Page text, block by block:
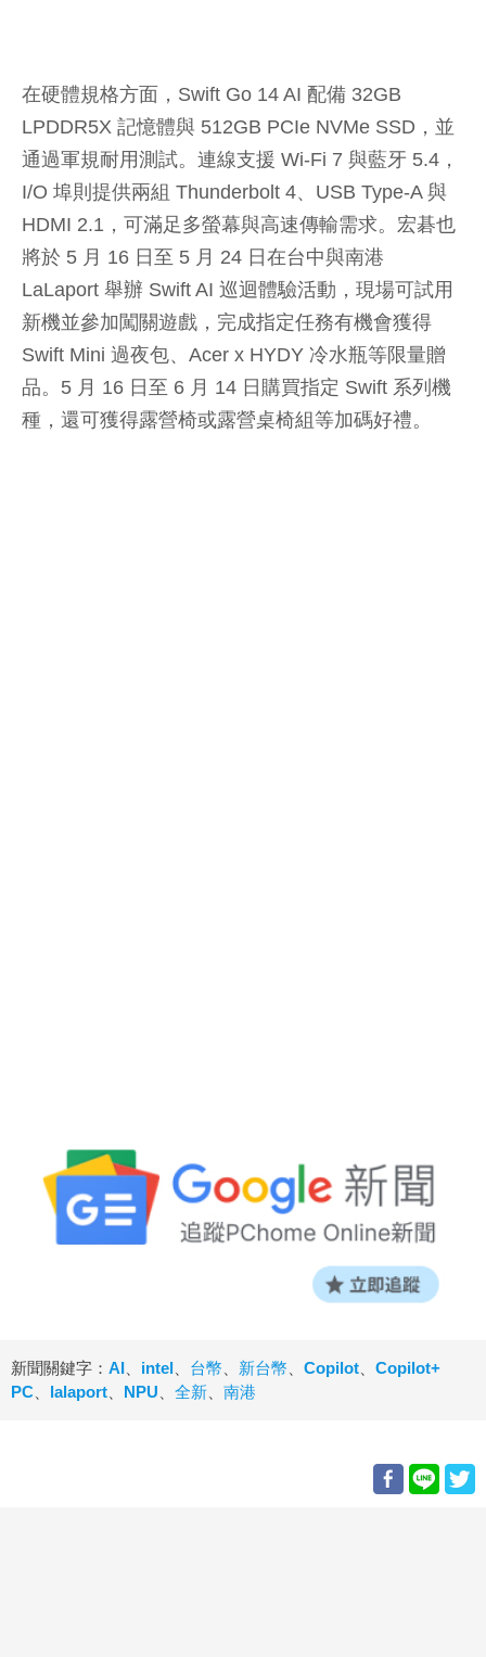
在硬體規格方面，Swift Go 14 AI 配備 32GB
LPDDR5X 記憶體與 512GB PCIe NVMe SSD，並
通過軍規耐用測試。連線支援 Wi-Fi 7 與藍牙 5.4，
I/O 埠則提供兩組 Thunderbolt 4、USB Type-A 與
HDMI 2.1，可滿足多螢幕與高速傳輸需求。宏碁也
將於 5 月 16 日至 5 月 24 日在台中與南港
LaLaport 舉辦 Swift AI 巡迴體驗活動，現場可試用
新機並參加闖關遊戲，完成指定任務有機會獲得
Swift Mini 過夜包、Acer x HYDY 冷水瓶等限量贈
品。5 月 16 日至 6 月 14 日購買指定 Swift 系列機
種，還可獲得露營椅或露營桌椅組等加碼好禮。
新聞關鍵字： AI intel 台幣 新台幣 Copilot
Copilot+
PC
lalaport NPU 全新 南港